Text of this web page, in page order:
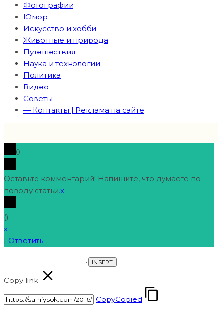
Фотографии
Юмор
Искусство и хобби
Животные и природа
Путешествия
Наука и технологии
Политика
Видео
Советы
— Контакты | Реклама на сайте
0
Оставьте комментарий! Напишите, что думаете по
поводу статьи.x
()
x
| Ответить
INSERT
Copy link
CopyCopied